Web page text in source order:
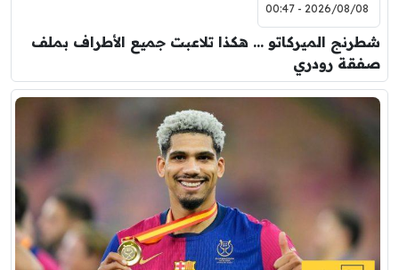
2026/08/08 - 00:47
شطرنج الميركاتو … هكذا تلاعبت جميع الأطراف بملف
صفقة رودري